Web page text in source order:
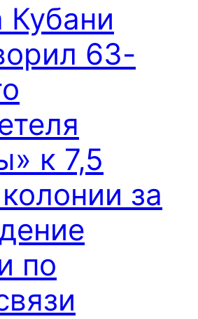
Кубани
63-
к 7,5
за
по